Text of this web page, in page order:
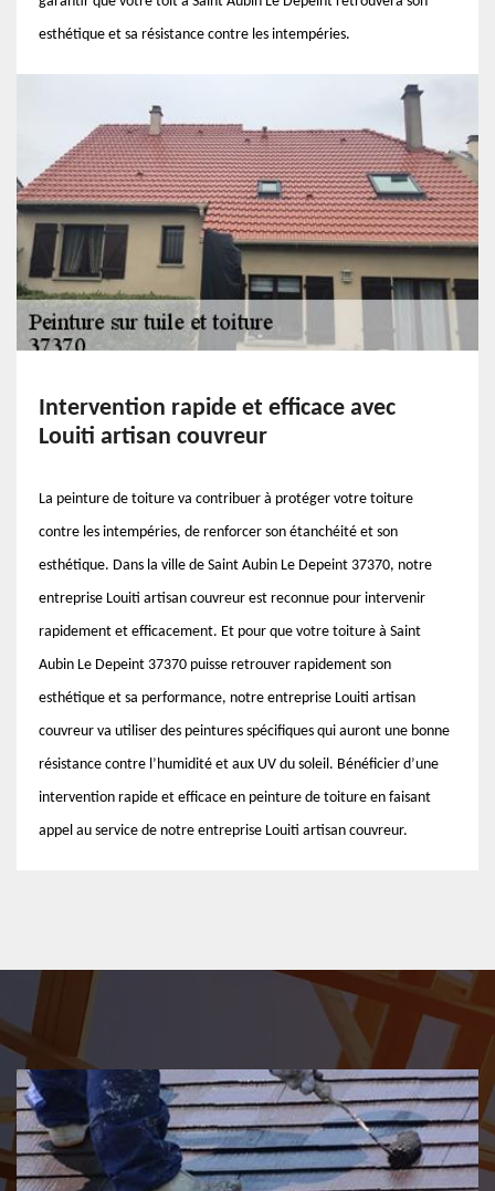
esthétique et sa résistance contre les intempéries.
Intervention rapide et efficace avec
Louiti artisan couvreur
La peinture de toiture va contribuer à protéger votre toiture
contre les intempéries, de renforcer son étanchéité et son
esthétique. Dans la ville de Saint Aubin Le Depeint 37370, notre
entreprise Louiti artisan couvreur est reconnue pour intervenir
rapidement et efficacement. Et pour que votre toiture à Saint
Aubin Le Depeint 37370 puisse retrouver rapidement son
esthétique et sa performance, notre entreprise Louiti artisan
couvreur va utiliser des peintures spécifiques qui auront une bonne
résistance contre l’humidité et aux UV du soleil. Bénéficier d’une
intervention rapide et efficace en peinture de toiture en faisant
appel au service de notre entreprise Louiti artisan couvreur.